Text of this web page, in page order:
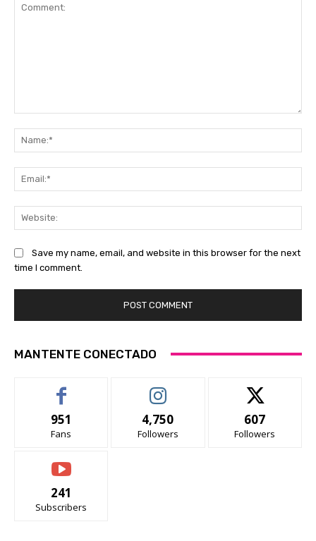
Save my name, email, and website in this browser for the next
time I comment.
MANTENTE CONECTADO
951
Fans
4,750
Followers
607
Followers
241
Subscribers